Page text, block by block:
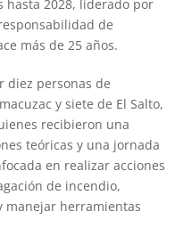
hasta 2028, liderado por
de
más de 25 años.
diez personas de
y siete de El Salto,
recibieron una
teóricas y una jornada
en realizar acciones
de incendio,
manejar herramientas